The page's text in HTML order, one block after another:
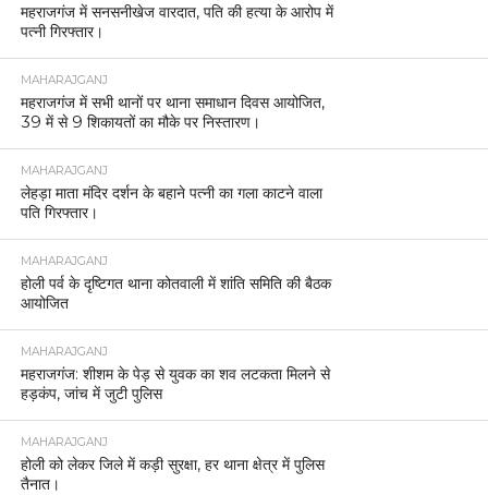
महराजगंज में सनसनीखेज वारदात, पति की हत्या के आरोप में
पत्नी गिरफ्तार।
MAHARAJGANJ
महराजगंज में सभी थानों पर थाना समाधान दिवस आयोजित,
39 में से 9 शिकायतों का मौके पर निस्तारण।
MAHARAJGANJ
लेहड़ा माता मंदिर दर्शन के बहाने पत्नी का गला काटने वाला
पति गिरफ्तार।
MAHARAJGANJ
होली पर्व के दृष्टिगत थाना कोतवाली में शांति समिति की बैठक
आयोजित
MAHARAJGANJ
महराजगंज: शीशम के पेड़ से युवक का शव लटकता मिलने से
हड़कंप, जांच में जुटी पुलिस
MAHARAJGANJ
होली को लेकर जिले में कड़ी सुरक्षा, हर थाना क्षेत्र में पुलिस
तैनात।